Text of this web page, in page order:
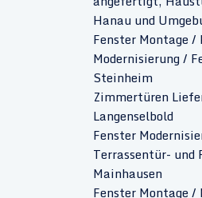
Hanau und
Fenster Montage
Modernisierung /
Steinheim
Zimmertüren
Langenselbold
Fenster
Terrassentür- und
Mainhausen
Fenster Montage /